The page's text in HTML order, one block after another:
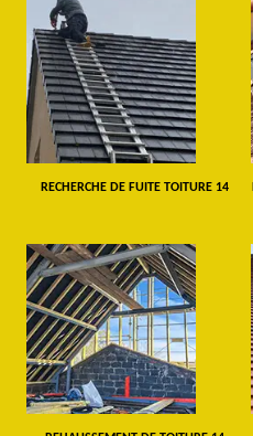
RECHERCHE DE FUITE TOITURE 14